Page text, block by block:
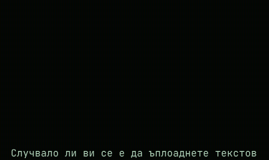
Случвало ли ви се е да ъплоаднете текстов